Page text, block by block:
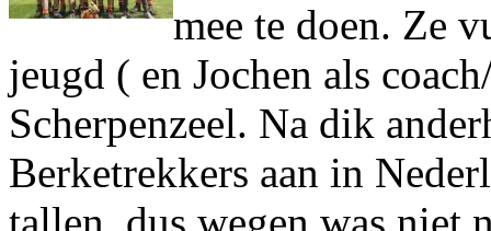
mee te doen. Ze
jeugd ( en Jochen als
Scherpenzeel. Na dik
Berketrekkers aan in
tallen, dus wegen was niet